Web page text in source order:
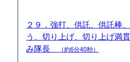
２９．強打、供託、供託棒
う、切り上げ、切り上げ満
み隊長
（約6分40秒）